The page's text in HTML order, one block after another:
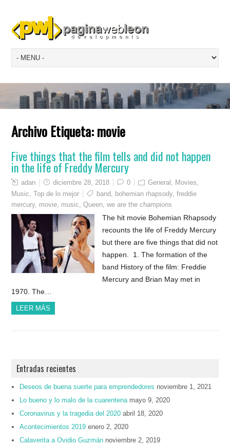
Archivo Etiqueta:movie
Five things that the film tells and did not happen
in the life of Freddy Mercury
adan diciembre 28, 2018 0 General Movies
Music ,Top de lo mejor band bohemian rhapsody,freddie
mercury, movie music ,Queen ,we are the champions
The hit movie Bohemian Rhapsody
recounts the life of Freddy Mercury
but there are five things that did not
happen. 1. The formation of the
band History of the film: Freddie
Mercury and Brian May met in
1970. The…
LEER MÁS
Entradas recientes
Deseos de buena suerte para emprendedores noviembre 1, 2021
Lo bueno y lo malo de la cuarentena mayo 9, 2020
Coronavirus y la tragedia del 2020 abril 18, 2020
Acontecimientos 2019 enero 2, 2020
Calaverita a Ovidio Guzmán noviembre 2, 2019